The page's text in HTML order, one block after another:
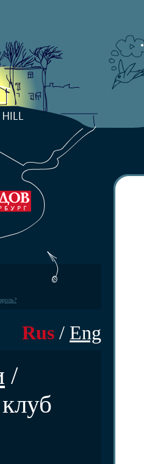
Rus / Eng
/